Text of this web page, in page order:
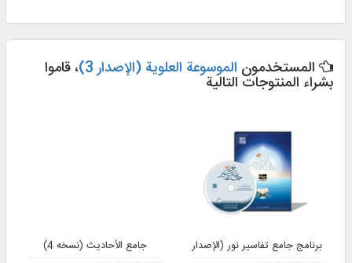
المستخدمون الموسوعة العلوية (الإصدار 3) ، قاموا
بشراء المنتوجات التالية
برنامج جامع تفاسير نور (الإصدار 4)
جامع الأحادیث (نسخه 4)